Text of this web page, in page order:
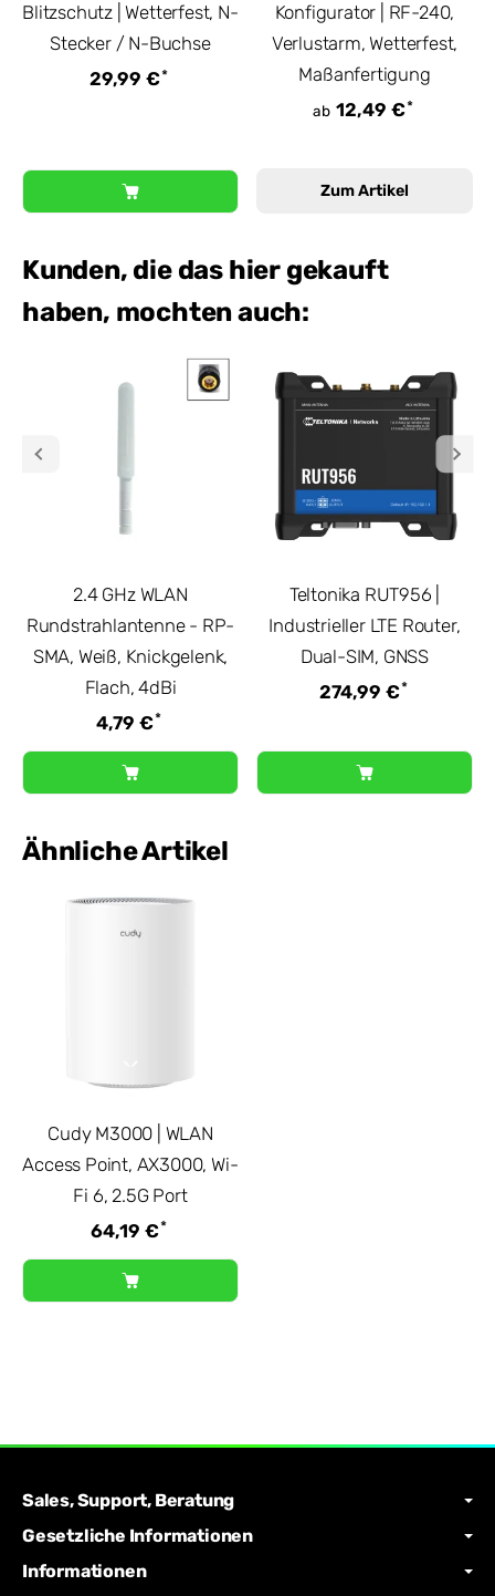
Blitzschutz | Wetterfest, N-
Stecker / N-Buchse
29,99 €*
Konfigurator | RF-240,
Verlustarm, Wetterfest,
Maßanfertigung
ab 12,49 €*
Zum Artikel
Kunden, die das hier gekauft
haben, mochten auch:
2.4 GHz WLAN
Rundstrahlantenne - RP-
SMA, Weiß, Knickgelenk,
Flach, 4dBi
4,79 €*
Teltonika RUT956 |
Industrieller LTE Router,
Dual-SIM, GNSS
274,99 €*
Ähnliche Artikel
Cudy M3000 | WLAN
Access Point, AX3000, Wi-
Fi 6, 2.5G Port
64,19 €*
Sales, Support, Beratung
Gesetzliche Informationen
Informationen